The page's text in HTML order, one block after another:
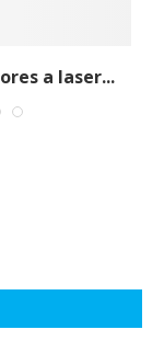
a laser...